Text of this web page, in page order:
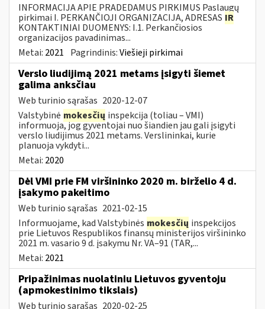
INFORMACIJA APIE PRADEDAMUS PIRKIMUS Paslaugų
pirkimai I. PERKANČIOJI ORGANIZACIJA, ADRESAS IR
KONTAKTINIAI DUOMENYS: I.1. Perkančiosios
organizacijos pavadinimas...
Metai: 2021 Pagrindinis:Viešieji pirkimai
Verslo liudijimą 2021 metams įsigyti šiemet
galima anksčiau
Web turinio sąrašas 2020-12-07
Valstybinė mokesčių inspekcija (toliau – VMI)
informuoja, jog gyventojai nuo šiandien jau gali įsigyti
verslo liudijimus 2021 metams. Verslininkai, kurie
planuoja vykdyti...
Metai: 2020
Dėl VMI prie FM viršininko 2020 m. birželio 4 d.
įsakymo pakeitimo
Web turinio sąrašas 2021-02-15
Informuojame, kad Valstybinės mokesčių inspekcijos
prie Lietuvos Respublikos finansų ministerijos viršininko
2021 m. vasario 9 d. įsakymu Nr. VA–91 (TAR,...
Metai: 2021
Pripažinimas nuolatiniu Lietuvos gyventoju
(apmokestinimo tikslais)
Web turinio sąrašas 2020-02-25